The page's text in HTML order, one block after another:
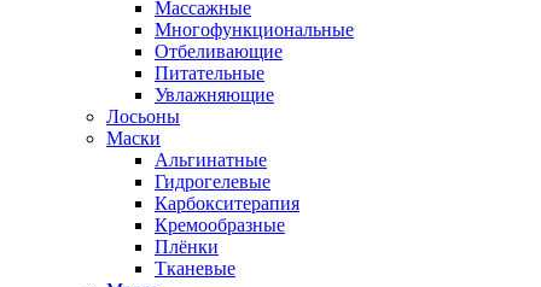
Массажные
Многофункциональные
Отбеливающие
Питательные
Увлажняющие
Лосьоны
Маски
Альгинатные
Гидрогелевые
Карбокситерапия
Кремообразные
Плёнки
Тканевые